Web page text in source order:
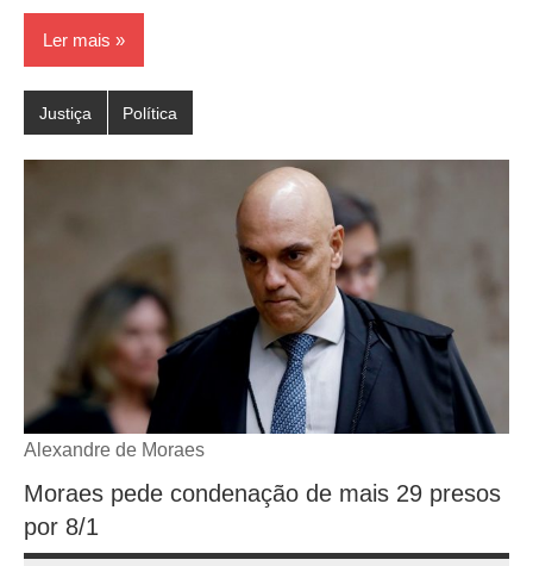
Ler mais
Justiça Política
Alexandre de Moraes
Moraes pede condenação de mais 29 presos
por 8/1